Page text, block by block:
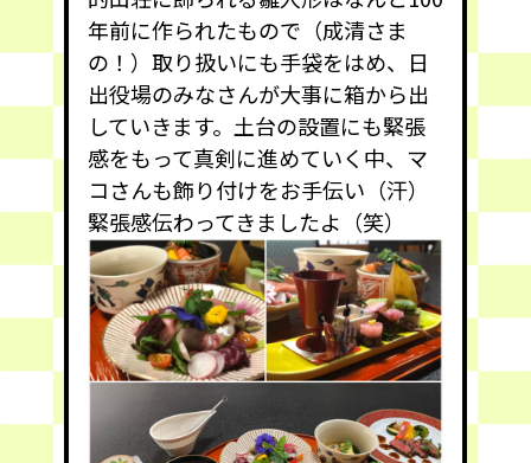
年前に作られたもので（成清さま
の！）取り扱いにも手袋をはめ、日
出役場のみなさんが大事に箱から出
していきます。土台の設置にも緊張
感をもって真剣に進めていく中、マ
コさんも飾り付けをお手伝い（汗）
緊張感伝わってきましたよ（笑）